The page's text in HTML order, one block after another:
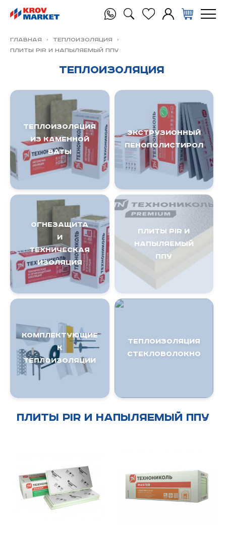
Главная
Теплоизоляция
ПЛИТЫ PIR и напыляемый ППУ
Теплоизоляция
ТЕПЛОИЗОЛЯЦИЯ
из КАМЕННОЙ
ВАТЫ
ЭКСТРУЗИОННЫЙ
ПЕНОПОЛИСТИРОЛ
ОГНЕЗАЩИТА
И
ТЕХНИЧЕСКАЯ
ИЗОЛЯЦИЯ
ПЛИТЫ PIR и
напыляемый
ППУ
Комплектующие
к
теплоизоляции
ТЕПЛОИЗОЛЯЦИЯ
Стекловолокно
ПЛИТЫ PIR и напыляемый ППУ